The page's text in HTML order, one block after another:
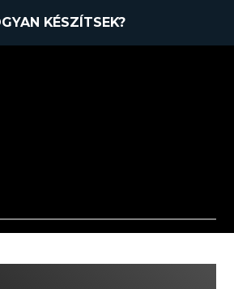
KÉSZÍTSEK?